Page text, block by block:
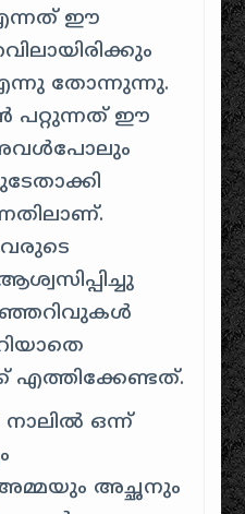
ഈ
തോന്നുന്നു.
പറ്റുന്നത് ഈ
അവൾപോലും
എത്തിക്കേണ്ടത്.
നാലിൽ ഒന്ന്
അച്ഛനും